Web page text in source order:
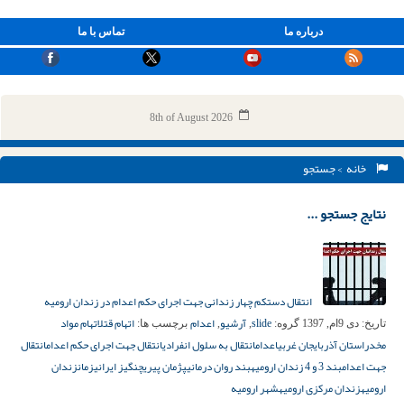
تماس با ما درباره ما
8th of August 2026
خانه > جستجو
نتایج جستجو ...
انتقال دستکم چهار زندانی جهت اجرای حکم اعدام در زندان ارومیه
تاریخ: دی 9ام, 1397 گروه: slide
, آرشیو, اعدام برچسب ها: اتهام قتلاتهام مواد
مخدراستان آذربایجان غربیاعدامانتقال به سلول انفرادیانتقال جهت اجرای حکم اعدامانتقال
جهت اعدامبند 3 و 4 زندان ارومیه بند روان درمانیپژمان پیریچنگیز ایرانیزمانزندان
ارومیهزندان مرکزی ارومیهشهر ارومیه